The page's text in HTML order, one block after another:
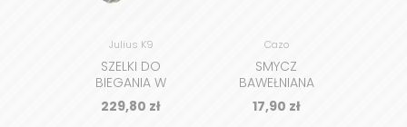
Julius K9
SZELKI DO
BIEGANIA W
TERENIE DLA PSA
JK9®SPEED
229,80 zł
Cazo
SMYCZ
BAWEŁNIANA
CAZO
17,90 zł